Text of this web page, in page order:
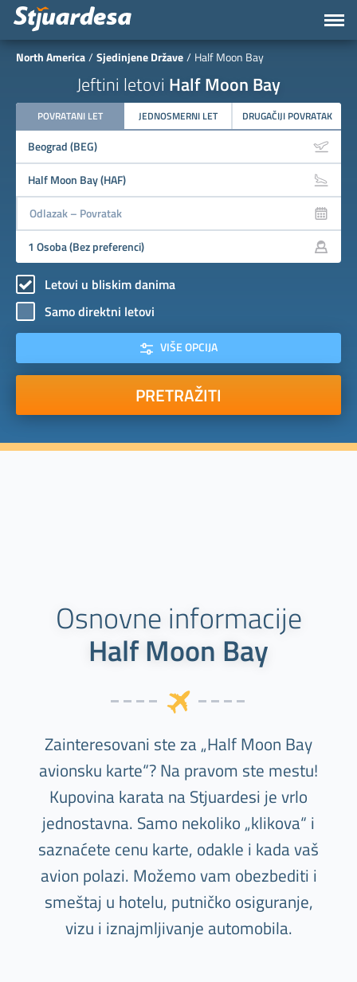
North America Sjedinjene Države Half Moon Bay
Jeftini letovi Half Moon Bay
POVRATANI LET JEDNOSMERNI LET DRUGAČIJI POVRATAK
Letovi u bliskim danima
Samo direktni letovi
VIŠE OPCIJA
PRETRAŽITI
Osnovne informacije
Half Moon Bay
Zainteresovani ste za „Half Moon Bay
avionsku karte“? Na pravom ste mestu!
Kupovina karata na Stjuardesi je vrlo
jednostavna. Samo nekoliko „klikova“ i
saznaćete cenu karte, odakle i kada vaš
avion polazi. Možemo vam obezbediti i
smeštaj u hotelu, putničko osiguranje,
vizu i iznajmljivanje automobila.